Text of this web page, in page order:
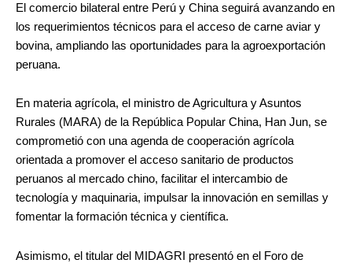
El comercio bilateral entre Perú y China seguirá avanzando en
los requerimientos técnicos para el acceso de carne aviar y
bovina, ampliando las oportunidades para la agroexportación
peruana.
En materia agrícola, el ministro de Agricultura y Asuntos
Rurales (MARA) de la República Popular China, Han Jun, se
comprometió con una agenda de cooperación agrícola
orientada a promover el acceso sanitario de productos
peruanos al mercado chino, facilitar el intercambio de
tecnología y maquinaria, impulsar la innovación en semillas y
fomentar la formación técnica y científica.
Asimismo, el titular del MIDAGRI presentó en el Foro de